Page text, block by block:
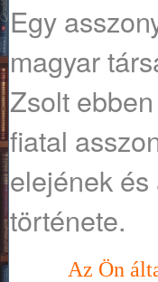
Egy
magyar
Zsolt
fiatal
elejének
története.
Az Ön